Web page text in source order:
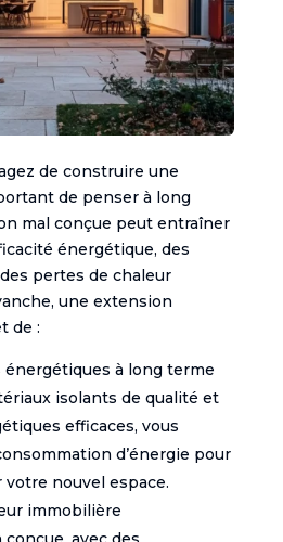
de construire une
de penser à long
mal conçue peut entraîner
énergétique, des
pertes de chaleur
une extension
de :
énergétiques à long terme
isolants de qualité et
efficaces, vous
d’énergie pour
nouvel espace.
immobilière